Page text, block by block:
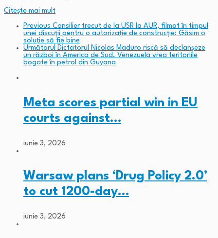
Citeşte mai mult
Previous Consilier trecut de la USR la AUR, filmat în timpul
unei discuții pentru o autorizație de construcție: Găsim o
soluție să fie bine
Următorul
Dictatorul Nicolas Maduro riscă să declanșeze
un război în America de Sud. Venezuela vrea teritoriile
bogate în petrol din Guyana
Meta scores partial win in EU
courts against…
iunie 3, 2026
Warsaw plans ‘Drug Policy 2.0’
to cut 1200-day…
iunie 3, 2026